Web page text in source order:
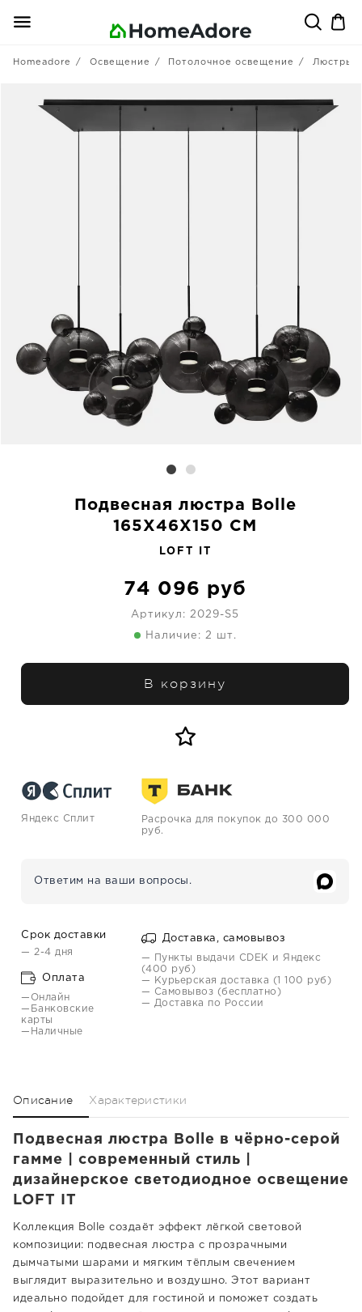
Homeadore Освещение Потолочное освещение Люстры
Подвесная люстра Bolle
165X46X150 CM
LOFT IT
74 096 руб
Артикул: 2029-S5
Наличие: 2 шт.
В корзину
Яндекс Сплит
Расрочка для покупок до 300 000
руб.
Ответим на ваши вопросы.
Срок доставки
— 2-4 дня
Оплата
—Онлайн
—Банковские
карты
—Наличные
Доставка, самовывоз
— Пункты выдачи CDEK и Яндекс
(400 руб)
— Курьерская доставка (1 100 руб)
— Самовывоз (бесплатно)
— Доставка по России
Описание Характеристики
Подвесная люстра Bolle в чёрно-серой
гамме | современный стиль |
дизайнерское светодиодное освещение
LOFT IT
Коллекция Bolle создаёт эффект лёгкой световой
композиции: подвесная люстра с прозрачными
дымчатыми шарами и мягким тёплым свечением
выглядит выразительно и воздушно. Этот вариант
идеально подойдет для гостиной и поможет создать